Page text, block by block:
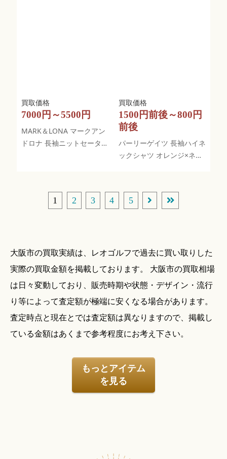
7000円～5500円
MARK＆LONA マークアン
ドロナ 長袖ニットセーター
1500円前後～800円
前後
パーリーゲイツ 長袖ハイネ
ックシャツ オレンジ×ネイ
1 2 3 4 5
大阪市の買取実績は、レオゴルフで過去に買い取りした
実際の買取金額を掲載しております。 大阪市の買取相場
は日々変動しており、販売時期や状態・デザイン・流行
り等によって査定額が極端に安くなる場合があります。
査定時点と現在とでは査定額は異なりますので、掲載し
ている金額はあくまで参考程度にお考え下さい。
もっとアイテム
を見る